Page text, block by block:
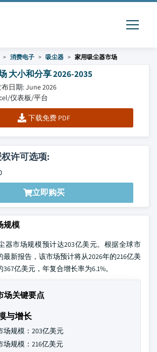
消费电子 吸尘器 家用吸尘器市场
大小和分享 2026-2035
日期: June 2026
仪表板/平台
下载免费 PDF
许可选项:
立即购买
规模
器市场规模预计达203亿美元。根据全球市
新报告，该市场预计将从2026年的216亿美
亿美元，年复合增长率为6.1%。
场关键要点
与增长
场规模：203亿美元
场规模：216亿美元